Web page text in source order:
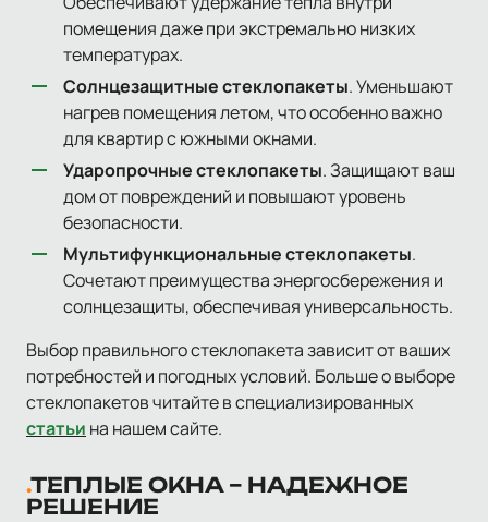
помещения даже при экстремально низких
температурах.
Солнцезащитные стеклопакеты. Уменьшают
нагрев помещения летом, что особенно важно
для квартир с южными окнами.
Ударопрочные стеклопакеты. Защищают ваш
дом от повреждений и повышают уровень
безопасности.
Мультифункциональные стеклопакеты.
Сочетают преимущества энергосбережения и
солнцезащиты, обеспечивая универсальность.
Выбор правильного стеклопакета зависит от ваших
потребностей и погодных условий. Больше о выборе
стеклопакетов читайте в специализированных
статьи на нашем сайте.
ТЕПЛЫЕ ОКНА – НАДЕЖНОЕ
РЕШЕНИЕ